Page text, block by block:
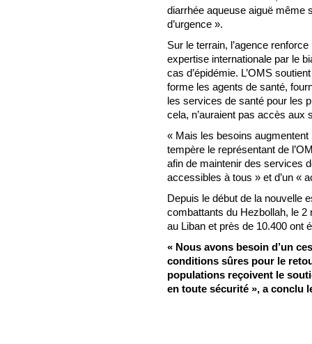
diarrhée aqueuse aiguë même
d’urgence ».
Sur le terrain, l’agence
expertise internationale par le
cas d’épidémie. L’OMS
forme les agents de santé,
les services de santé pour les
cela, n’auraient pas accès aux
« Mais les besoins
tempère le représentant de
afin de maintenir des services
accessibles à tous » et d’un «
Depuis le début de la nouvelle
combattants du Hezbollah, le
au Liban et près de 10.400 ont
« Nous avons besoin d’un
conditions sûres pour le
populations reçoivent le
en toute sécurité », a conclu